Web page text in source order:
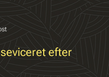
efter